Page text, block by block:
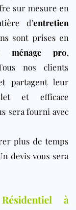
sur mesure en
d’entretien
sont prises en
ménage pro,
nos clients
partagent leur
et efficace
sera fourni avec
plus de temps
devis vous sera
à